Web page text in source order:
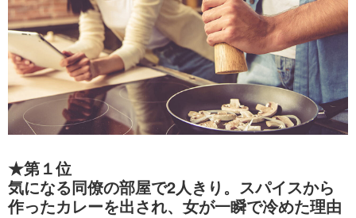
★第１位
気になる同僚の部屋で2人きり。スパイスから
作ったカレーを出され、女が一瞬で冷めた理由